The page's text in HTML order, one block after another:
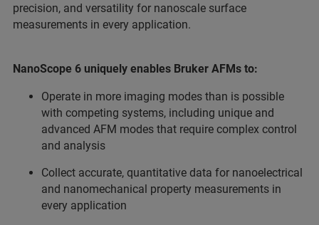
precision, and versatility for nanoscale surface
measurements in every application.
NanoScope 6 uniquely enables Bruker AFMs to:
Operate in more imaging modes than is possible
with competing systems, including unique and
advanced AFM modes that require complex control
and analysis
Collect accurate, quantitative data for nanoelectrical
and nanomechanical property measurements in
every application